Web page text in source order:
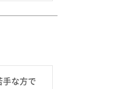
手な方で